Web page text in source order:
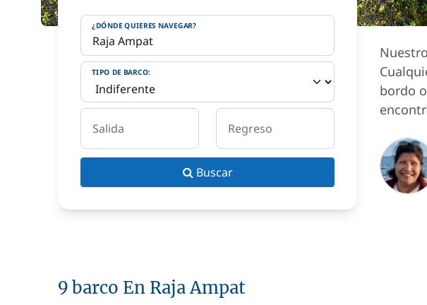
¿DÓNDE QUIERES NAVEGAR?
TIPO DE BARCO:
Salida Regreso
Buscar
bordo
9 barco En Raja Ampat